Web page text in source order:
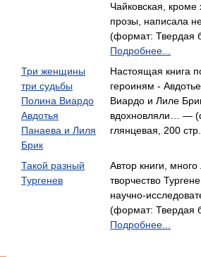
Чайковская, кроме
прозы, написала
(формат: Твердая
Подробнее...
Три женщины
три судьбы
Полина Виардо
Авдотья
Панаева и Лиля
Брик
Настоящая книга
героиням -
Виардо и Лиле
вдохновляли… —
глянцевая, 200
Такой разный
Тургенев
Автор книги,
творчество
научно-
(формат: Твердая
Подробнее...